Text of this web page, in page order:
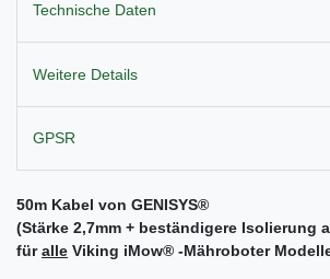
Technische Daten
Weitere Details
GPSR
50m Kabel von GENISYS®
(Stärke 2,7mm + beständigere Isolierung
füralle Viking iMow® -Mähroboter